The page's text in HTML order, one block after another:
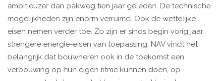
ambitieuzer dan pakweg tien jaar geleden. De technische
mogelijkheden zijn enorm verruimd. Ook de wettelijke
eisen nemen verder toe. Zo zijn er sinds begin vorig jaar
strengere energie-eisen van toepassing. NAV vindt het
belangrijk dat bouwheren ook in de toekomst een
verbouwing op hun eigen ritme kunnen doen, op